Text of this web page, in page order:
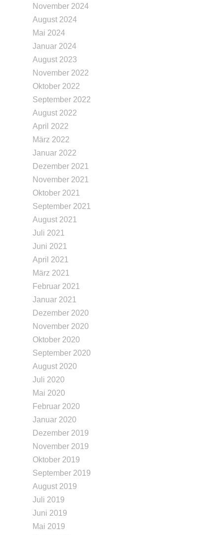
November 2024
August 2024
Mai 2024
Januar 2024
August 2023
November 2022
Oktober 2022
September 2022
August 2022
April 2022
März 2022
Januar 2022
Dezember 2021
November 2021
Oktober 2021
September 2021
August 2021
Juli 2021
Juni 2021
April 2021
März 2021
Februar 2021
Januar 2021
Dezember 2020
November 2020
Oktober 2020
September 2020
August 2020
Juli 2020
Mai 2020
Februar 2020
Januar 2020
Dezember 2019
November 2019
Oktober 2019
September 2019
August 2019
Juli 2019
Juni 2019
Mai 2019